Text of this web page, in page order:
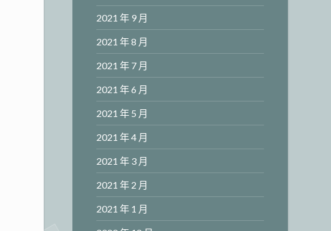
2021 年 9 月
2021 年 8 月
2021 年 7 月
2021 年 6 月
2021 年 5 月
2021 年 4 月
2021 年 3 月
2021 年 2 月
2021 年 1 月